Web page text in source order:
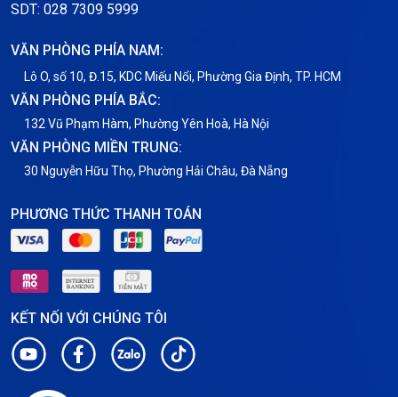
SDT: 028 7309 5999
VĂN PHÒNG PHÍA NAM:
Lô O, số 10, Đ.15, KDC Miếu Nổi, Phường Gia Định, TP. HCM
VĂN PHÒNG PHÍA BẮC:
132 Vũ Phạm Hàm, Phường Yên Hoà, Hà Nội
VĂN PHÒNG MIỀN TRUNG:
30 Nguyễn Hữu Thọ, Phường Hải Châu, Đà Nẵng
PHƯƠNG THỨC THANH TOÁN
KẾT NỐI VỚI CHÚNG TÔI